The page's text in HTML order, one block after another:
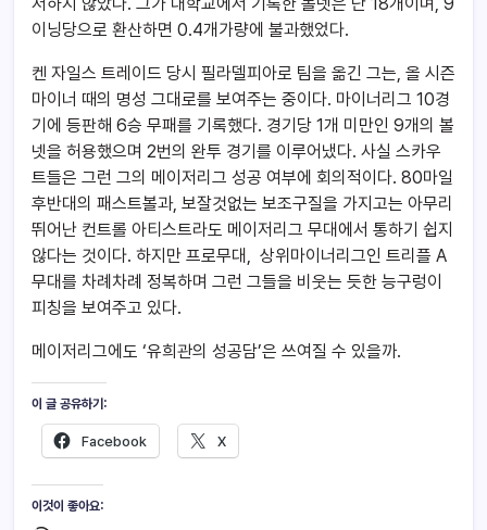
이닝당으로 환산하면 0.4개가량에 불과했었다.
켄 자일스 트레이드 당시 필라델피아로 팀을 옮긴 그는, 올 시즌
마이너 때의 명성 그대로를 보여주는 중이다. 마이너리그 10경
기에 등판해 6승 무패를 기록했다. 경기당 1개 미만인 9개의 볼
넷을 허용했으며 2번의 완투 경기를 이루어냈다. 사실 스카우
트들은 그런 그의 메이저리그 성공 여부에 회의적이다. 80마일
후반대의 패스트볼과, 보잘것없는 보조구질을 가지고는 아무리
뛰어난 컨트롤 아티스트라도 메이저리그 무대에서 통하기 쉽지
않다는 것이다. 하지만 프로무대, 상위마이너리그인 트리플 A
무대를 차례차례 정복하며 그런 그들을 비웃는 듯한 능구렁이
피칭을 보여주고 있다.
메이저리그에도 ‘유희관의 성공담’은 쓰여질 수 있을까.
이 글 공유하기:
Facebook X
이것이 좋아요: